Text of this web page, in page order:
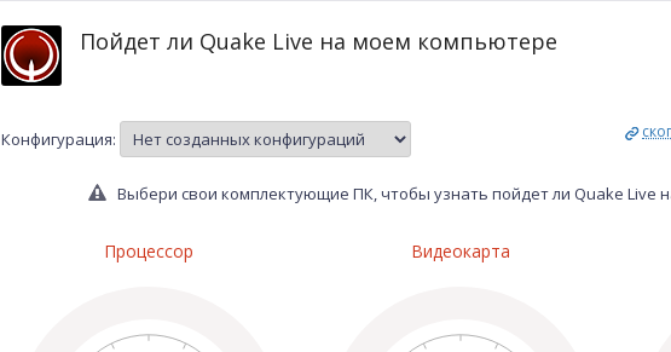
Пойдет ли Quake Live на моем компьютере
Конфигурация:
Выбери свои комплектующие ПК, чтобы узнать пойдет ли Quake Live
Процессор Видеокарта